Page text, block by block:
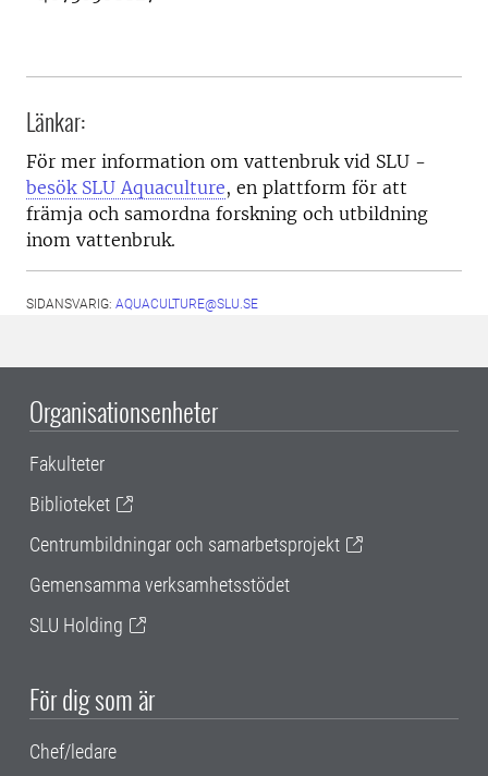
Länkar:
För mer information om vattenbruk vid SLU -
besök SLU Aquaculture, en plattform för att
främja och samordna forskning och utbildning
inom vattenbruk.
SIDANSVARIG: AQUACULTURE@SLU.SE
Organisationsenheter
Fakulteter
Biblioteket
Centrumbildningar och samarbetsprojekt
Gemensamma verksamhetsstödet
SLU Holding
För dig som är
Chef/ledare